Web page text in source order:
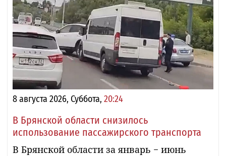
8 августа 2026, Суббота, 20:24
В Брянской области снизилось
использование пассажирского транспорта
В Брянской области за январь − июнь